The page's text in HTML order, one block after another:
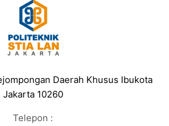
Daerah Khusus Ibukota
Jakarta 10260
Telepon :